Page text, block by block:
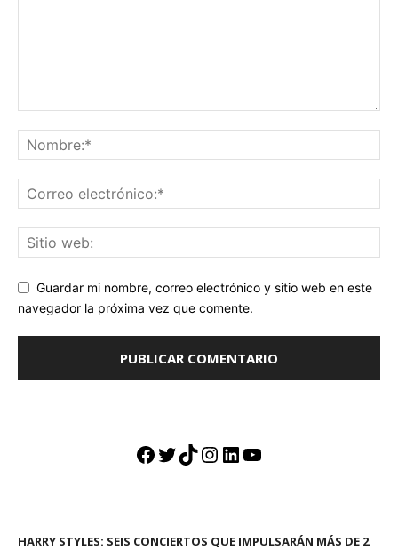
Guardar mi nombre, correo electrónico y sitio web en este
navegador la próxima vez que comente.
Facebook
Twitter
TikTok
Instagram
LinkedIn
YouTube
HARRY STYLES: SEIS CONCIERTOS QUE IMPULSARÁN MÁS DE 2